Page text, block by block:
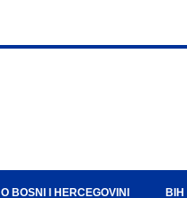
O BOSNI I HERCEGOVINI